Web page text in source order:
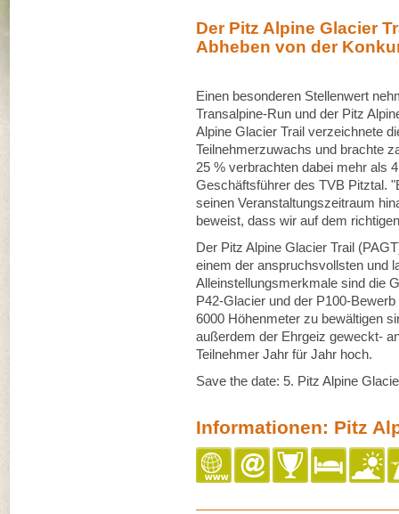
Der Pitz Alpine Glacier
Abheben von der
Einen besonderen Stellenwert
Transalpine-Run und der Pitz
Alpine Glacier Trail verzeichnete
Teilnehmerzuwachs und brachte
25 % verbrachten dabei mehr als
Geschäftsführer des TVB Pitztal.
seinen Veranstaltungszeitraum
beweist, dass wir auf dem
Der Pitz Alpine Glacier Trail
einem der anspruchsvollsten und
Alleinstellungsmerkmale sind die
P42-Glacier und der P100-
6000 Höhenmeter zu bewältigen
außerdem der Ehrgeiz geweckt-
Teilnehmer Jahr für Jahr hoch.
Save the date: 5. Pitz Alpine
Informationen: Pitz